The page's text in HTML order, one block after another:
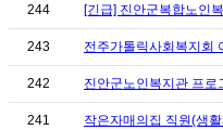
244 [긴급] 진안군복합노인
243 전주가톨릭사회복지회
242 진안군노인복지관 프
241 작은자매의집 직원(생